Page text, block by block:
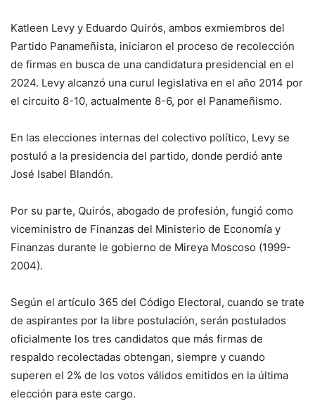
Katleen Levy y Eduardo Quirós, ambos exmiembros del
Partido Panameñista, iniciaron el proceso de recolección
de firmas en busca de una candidatura presidencial en el
2024. Levy alcanzó una curul legislativa en el año 2014 por
el circuito 8-10, actualmente 8-6, por el Panameñismo.
En las elecciones internas del colectivo político, Levy se
postuló a la presidencia del partido, donde perdió ante
José Isabel Blandón.
Por su parte, Quirós, abogado de profesión, fungió como
viceministro de Finanzas del Ministerio de Economía y
Finanzas durante le gobierno de Mireya Moscoso (1999-
2004).
Según el artículo 365 del Código Electoral, cuando se trate
de aspirantes por la libre postulación, serán postulados
oficialmente los tres candidatos que más firmas de
respaldo recolectadas obtengan, siempre y cuando
superen el 2% de los votos válidos emitidos en la última
elección para este cargo.